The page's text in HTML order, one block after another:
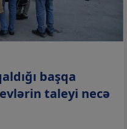
başqa
taleyi necə